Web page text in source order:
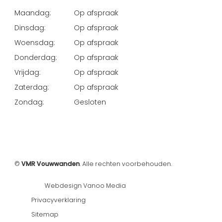
Maandag:
Op afspraak
Dinsdag:
Op afspraak
Woensdag:
Op afspraak
Donderdag:
Op afspraak
Vrijdag:
Op afspraak
Zaterdag:
Op afspraak
Zondag:
Gesloten
© VMR Vouwwanden. Alle rechten voorbehouden.
Webdesign Vanoo Media
Privacyverklaring
Sitemap